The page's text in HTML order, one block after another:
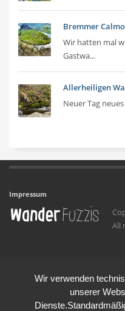
Bremmer
Wir hatten mal
Gastwa...
Allerheiligen
Neuer Tag
Impressum
All
Wir verwenden
unserer